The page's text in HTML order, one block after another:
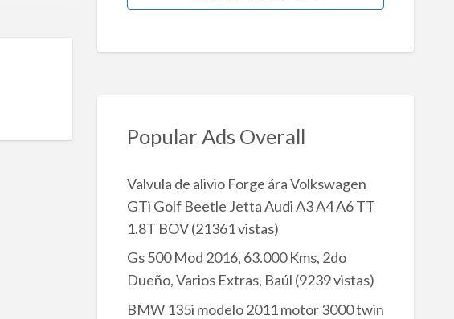
Popular Ads Overall
Valvula de alivio Forge ára Volkswagen
GTi Golf Beetle Jetta Audi A3 A4 A6 TT
1.8T BOV(21361 vistas)
Gs 500 Mod 2016, 63.000 Kms, 2do
Dueño, Varios Extras, Baúl (9239 vistas)
BMW 135i modelo 2011 motor 3000 twin